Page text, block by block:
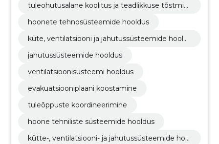
tehniliste süsteemide hooldus
tuleohutusalane koolitus ja teadlikkuse tõstmin
hoonete tehnosüsteemide hooldus
küte, ventilatsiooni ja jahutussüsteemide hoold
jahutussüsteemide hooldus
ventilatsioonisüsteemi hooldus
evakuatsiooniplaani koostamine
tuleõppuste koordineerimine
hoone tehniliste süsteemide hooldus
kütte-, ventilatsiooni- ja jahutussüsteemide hool